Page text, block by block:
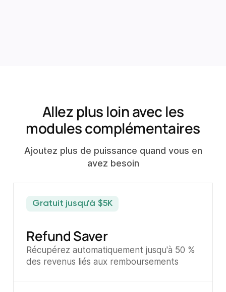
Allez plus loin avec les
modules complémentaires
Ajoutez plus de puissance quand vous en
avez besoin
Refund Saver
Récupérez automatiquement jusqu'à 50 %
des revenus liés aux remboursements
Gratuit jusqu'à $5K